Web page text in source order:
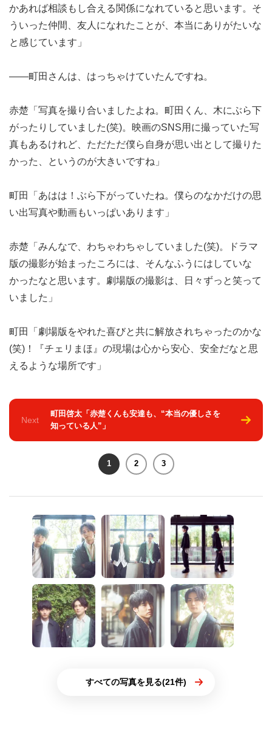
かあれば相談もし合える関係になれていると思います。そ
ういった仲間、友人になれたことが、本当にありがたいな
と感じています」
――町田さんは、はっちゃけていたんですね。
赤楚「写真を撮り合いましたよね。町田くん、木にぶら下
がったりしていました(笑)。映画のSNS用に撮っていた写
真もあるけれど、ただただ僕ら自身が思い出として撮りた
かった、というのが大きいですね」
町田「あはは！ぶら下がっていたね。僕らのなかだけの思
い出写真や動画もいっぱいあります」
赤楚「みんなで、わちゃわちゃしていました(笑)。ドラマ
版の撮影が始まったころには、そんなふうにはしていな
かったなと思います。劇場版の撮影は、日々ずっと笑って
いました」
町田「劇場版をやれた喜びと共に解放されちゃったのかな
(笑)！『チェリまほ』の現場は心から安心、安全だなと思
えるような場所です」
Next
町田啓太「赤楚くんも安達も、“本当の優しさを
知っている人”」
1 2 3
すべての写真を見る(21件)